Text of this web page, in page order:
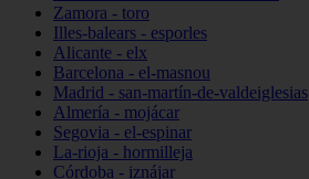
Zamora - toro
Illes-balears - esporles
Alicante - elx
Barcelona - el-masnou
Madrid - san-martín-de-valdeiglesias
Almería - mojácar
Segovia - el-espinar
La-rioja - hormilleja
Córdoba - iznájar